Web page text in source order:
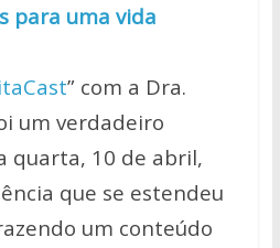
para uma vida
” com a Dra.
um verdadeiro
quarta, 10 de abril,
que se estendeu
um conteúdo